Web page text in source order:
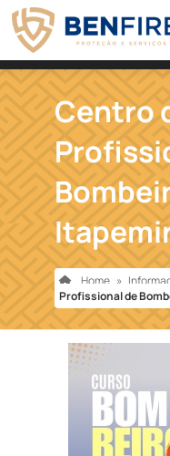
Centro
Home »
Profissional de